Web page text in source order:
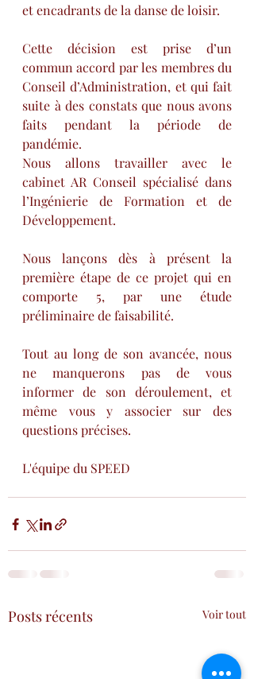
et encadrants de la danse de loisir.
Cette décision est prise d’un
commun accord par les membres du
Conseil d’Administration, et qui fait
suite à des constats que nous avons
faits pendant la période de
pandémie.
Nous allons travailler avec le
cabinet AR Conseil spécialisé dans
l’Ingénierie de Formation et de
Développement.
Nous lançons dès à présent la
première étape de ce projet qui en
comporte 5, par une étude
préliminaire de faisabilité.
Tout au long de son avancée, nous
ne manquerons pas de vous
informer de son déroulement, et
même vous y associer sur des
questions précises.
L'équipe du SPEED
Posts récents Voir tout